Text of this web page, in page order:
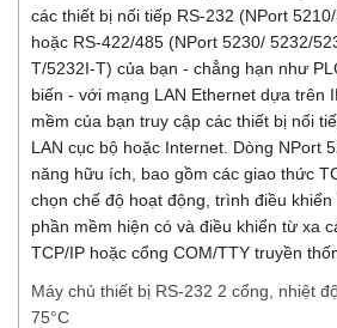
các thiết bị nối tiếp RS-232 (NPort
hoặc RS-422/485 (NPort 5230/ 5232/
T/5232I-T) của bạn - chẳng hạn như
biến - với mạng LAN Ethernet dựa trên
mềm của bạn truy cập các thiết bị nối
LAN cục bộ hoặc Internet. Dòng NPort
năng hữu ích, bao gồm các giao thức
chọn chế độ hoạt động, trình điều
phần mềm hiện có và điều khiển từ xa
TCP/IP hoặc cổng COM/TTY truyền
Máy chủ thiết bị RS-232 2 cổng, nhiệt
75°C